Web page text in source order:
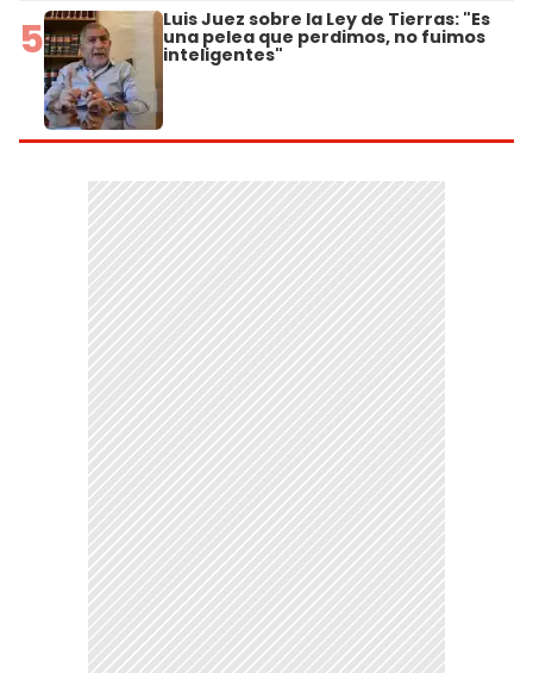
5 Luis Juez sobre la Ley de Tierras: "Es
una pelea que perdimos, no fuimos
inteligentes"